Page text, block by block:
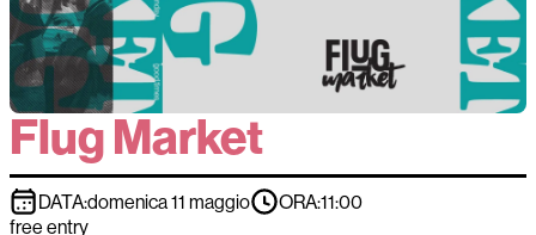
Flug Market
DATA:domenica 11 maggio ORA:11:00
free entry